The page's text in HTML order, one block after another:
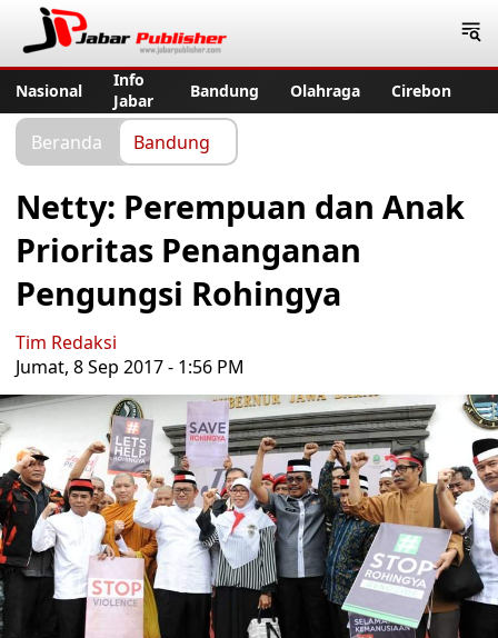
Nasional
Info
Jabar
Bandung Olahraga Cirebon
Beranda Bandung
Netty: Perempuan dan Anak
Prioritas Penanganan
Pengungsi Rohingya
Tim Redaksi
Jumat, 8 Sep 2017 - 1:56 PM